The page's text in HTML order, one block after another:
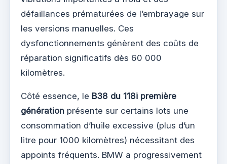
défaillances prématurées de l’embrayage sur
les versions manuelles. Ces
dysfonctionnements génèrent des coûts de
réparation significatifs dès 60 000
kilomètres.
Côté essence, le B38 du 118i première
génération présente sur certains lots une
consommation d’huile excessive (plus d’un
litre pour 1000 kilomètres) nécessitant des
appoints fréquents. BMW a progressivement